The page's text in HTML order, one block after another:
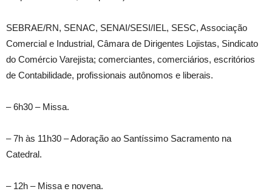
SEBRAE/RN, SENAC, SENAI/SESI/IEL, SESC, Associação
Comercial e Industrial, Câmara de Dirigentes Lojistas, Sindicato
do Comércio Varejista; comerciantes, comerciários, escritórios
de Contabilidade, profissionais autônomos e liberais.
– 6h30 – Missa.
– 7h às 11h30 – Adoração ao Santíssimo Sacramento na
Catedral.
– 12h – Missa e novena.